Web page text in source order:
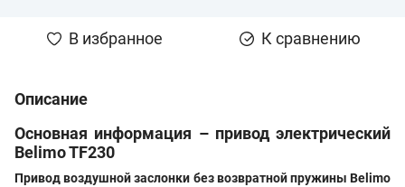
В избранное К сравнению
Описание
Основная информация – привод электрический
Belimo TF230
Привод воздушной заслонки без возвратной пружины Belimo